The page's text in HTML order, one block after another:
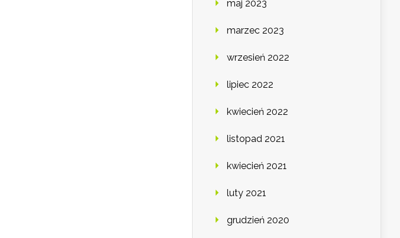
maj 2023
marzec 2023
wrzesień 2022
lipiec 2022
kwiecień 2022
listopad 2021
kwiecień 2021
luty 2021
grudzień 2020